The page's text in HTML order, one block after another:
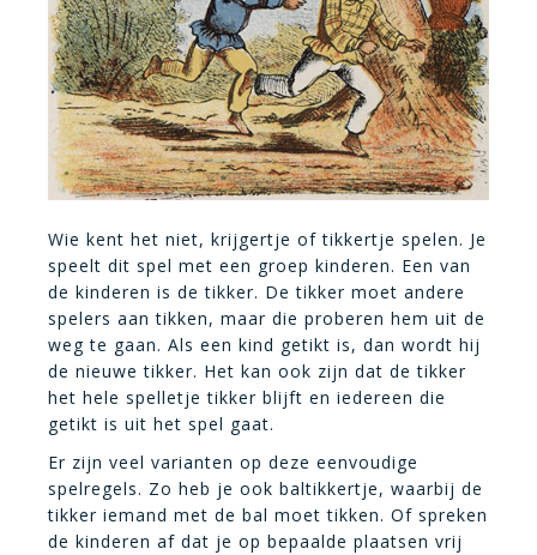
Wie kent het niet, krijgertje of tikkertje spelen. Je
speelt dit spel met een groep kinderen. Een van
de kinderen is de tikker. De tikker moet andere
spelers aan tikken, maar die proberen hem uit de
weg te gaan. Als een kind getikt is, dan wordt hij
de nieuwe tikker. Het kan ook zijn dat de tikker
het hele spelletje tikker blijft en iedereen die
getikt is uit het spel gaat.
Er zijn veel varianten op deze eenvoudige
spelregels. Zo heb je ook baltikkertje, waarbij de
tikker iemand met de bal moet tikken. Of spreken
de kinderen af dat je op bepaalde plaatsen vrij